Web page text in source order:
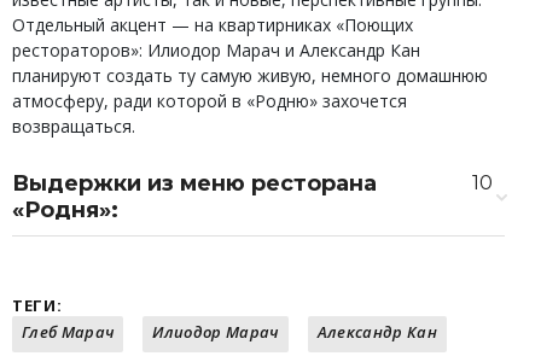
Отдельный акцент — на квартирниках «Поющих
рестораторов»: Илиодор Марач и Александр Кан
планируют создать ту самую живую, немного домашнюю
атмосферу, ради которой в «Родню» захочется
возвращаться.
Выдержки из меню ресторана
«Родня»:
10
Буррата с хурмой и томатами
Пельмени с маралом
1 390 ₽
ТЕГИ:
Глеб Марач
Илиодор Марач Александр Кан